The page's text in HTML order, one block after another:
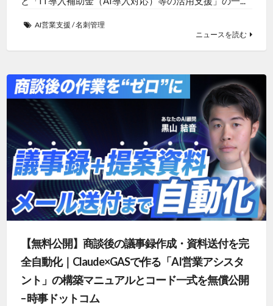
AI営業支援 /名刺管理
ニュースを読む
【無料公開】商談後の議事録作成・資料送付を完
全自動化｜Claude×GASで作る「AI営業アシスタ
ント」の構築マニュアルとコード一式を無償公開
– 時事ドットコム